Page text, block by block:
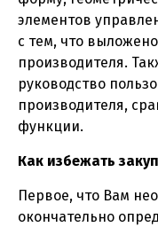
элементов
с тем, что
производителя.
руководство
производителя,
функции.
Как избежать
Первое, что Вам
окончательно